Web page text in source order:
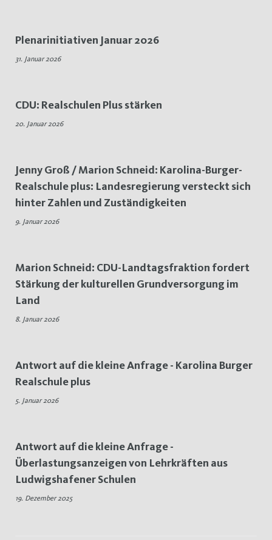
Plenarinitiativen Januar 2026
31. Januar 2026
CDU: Realschulen Plus stärken
20. Januar 2026
Jenny Groß / Marion Schneid: Karolina-Burger-
Realschule plus: Landesregierung versteckt sich
hinter Zahlen und Zuständigkeiten
9. Januar 2026
Marion Schneid: CDU-Landtagsfraktion fordert
Stärkung der kulturellen Grundversorgung im
Land
8. Januar 2026
Antwort auf die kleine Anfrage - Karolina Burger
Realschule plus
5. Januar 2026
Antwort auf die kleine Anfrage -
Überlastungsanzeigen von Lehrkräften aus
Ludwigshafener Schulen
19. Dezember 2025